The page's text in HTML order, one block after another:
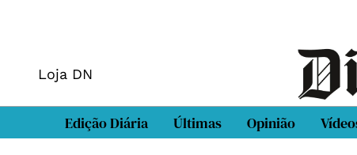
Loja DN
Edição Diária Últimas Opinião